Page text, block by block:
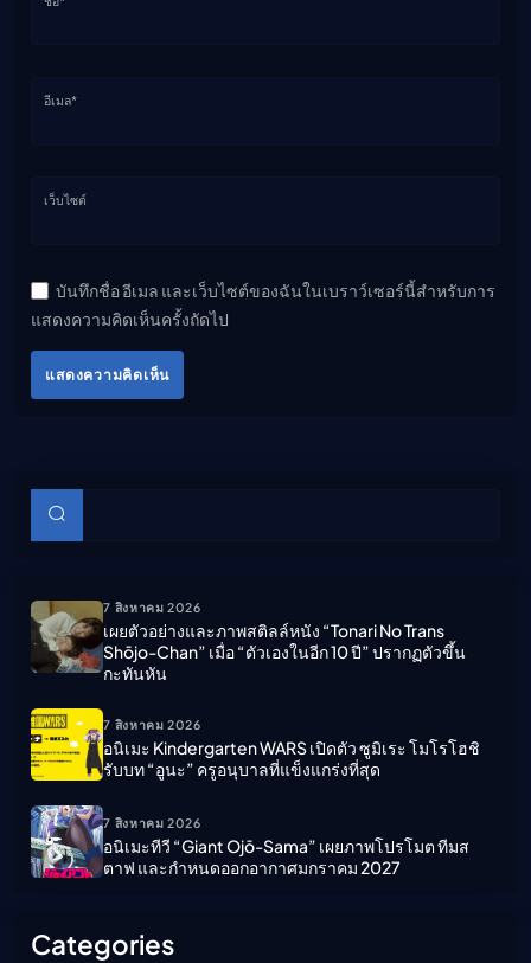
อีเมล*
เว็บไซต์
บันทึกชื่อ อีเมล และเว็บไซต์ของฉันในเบราว์เซอร์นี้สำหรับการ
แสดงความคิดเห็นครั้งถัดไป
แสดงความคิดเห็น
บทความย่อย
7 สิงหาคม 2026
เผยตัวอย่างและภาพสติลล์หนัง “Tonari No Trans
Shōjo-Chan” เมื่อ “ตัวเองในอีก 10 ปี” ปรากฏตัวขึ้น
กะทันหัน
7 สิงหาคม 2026
อนิเมะ Kindergarten WARS เปิดตัว ซูมิเระ โมโรโฮชิ
รับบท “อูนะ” ครูอนุบาลที่แข็งแกร่งที่สุด
7 สิงหาคม 2026
อนิเมะทีวี “Giant Ojō-Sama” เผยภาพโปรโมต ทีมส
ตาฟ และกำหนดออกอากาศมกราคม 2027
Categories